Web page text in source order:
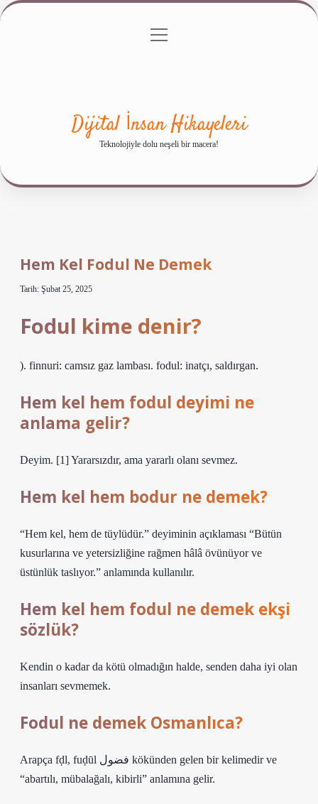
Gizlilik Politikası
menüyü
Dijital İnsan Hikayeleri
Teknolojiyle dolu neşeli bir macera!
Hem Kel Fodul Ne Demek
Tarih: Şubat 25, 2025
Fodul kime denir?
). finnuri: camsız gaz lambası. fodul: inatçı, saldırgan.
Hem kel hem fodul deyimi ne
anlama gelir?
Deyim. [1] Yararsızdır, ama yararlı olanı sevmez.
Hem kel hem bodur ne demek?
“Hem kel, hem de tüylüdür.” deyiminin açıklaması “Bütün
kusurlarına ve yetersizliğine rağmen hâlâ övünüyor ve
üstünlük taslıyor.” anlamında kullanılır.
Hem kel hem fodul ne demek ekşi
sözlük?
Kendin o kadar da kötü olmadığın halde, senden daha iyi olan
insanları sevmemek.
Fodul ne demek Osmanlıca?
Arapça fḍl, fuḍūl فضول kökünden gelen bir kelimedir ve
“abartılı, mübalağalı, kibirli” anlamına gelir.